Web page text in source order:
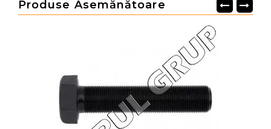
Produse Asemănătoare